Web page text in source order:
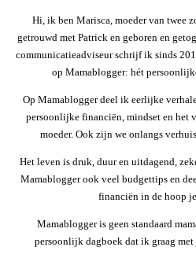
Hi, ik ben Marisca, moeder van twee
getrouwd met Patrick en geboren en
communicatieadviseur schrijf ik sinds
op Mamablogger: hét
Op Mamablogger deel ik eerlijke
persoonlijke financiën, mindset en het
moeder. Ook zijn we onlangs
Het leven is druk, duur en uitdagend,
Mamablogger ook veel budgettips en
financiën in de hoop
Mamablogger is geen standaard
persoonlijk dagboek dat ik graag met